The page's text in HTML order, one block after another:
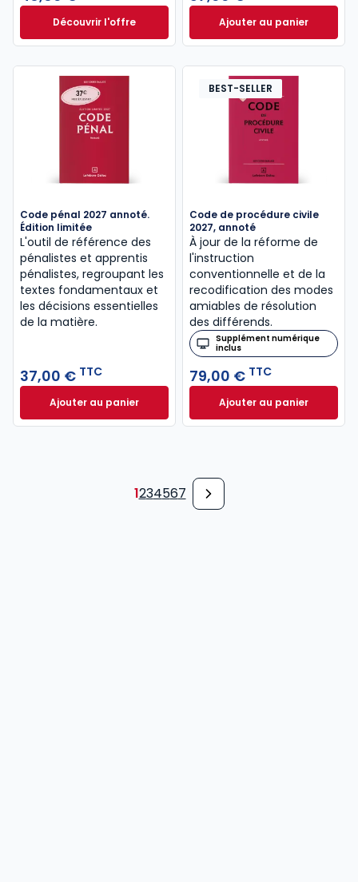
Découvrir l'offreLe guide pénal 2026. 27e éd. à partir de
Dès
Ajouter au panier
Code de
Code pénal 2027 annoté.
Édition limitée
L'outil de référence des
pénalistes et apprentis
pénalistes, regroupant les
textes fondamentaux et
les décisions essentielles
de la matière.
37,00 € TTC
Ajouter au panierCode pénal 2027 annoté. Édition limitée à 37,00 €
BEST-SELLER
Code de procédure civile
2027, annoté
À jour de la réforme de
l'instruction
conventionnelle et de la
recodification des modes
amiables de résolution
des différends.
Supplément numérique
inclus
79,00 € TTC
Ajouter au panier
Code de
1234567